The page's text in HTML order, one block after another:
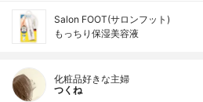
Salon FOOT(サロンフット)
もっちり保湿美容液
化粧品好きな主婦
つくね